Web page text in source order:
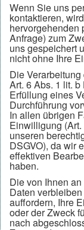
Wenn Sie uns
kontaktieren,
hervorgehenden
Anfrage) zum
uns gespeichert
nicht ohne Ihre
Die
Art. 6 Abs. 1 lit.
Erfüllung eines
Durchführung
In allen übrigen
Einwilligung (Art.
unseren
DSGVO), da wir
effektiven
haben.
Die von Ihnen
Daten
auffordern, Ihre
oder der Zweck
nach